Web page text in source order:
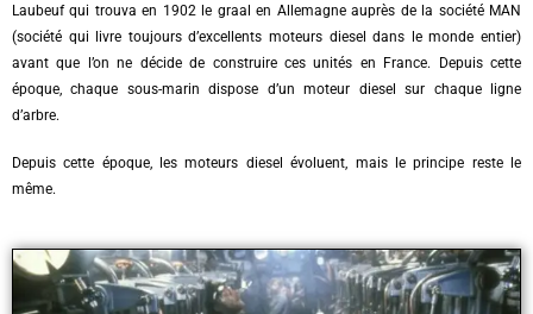
Laubeuf qui trouva en 1902 le graal en Allemagne auprès de la société MAN
(société qui livre toujours d’excellents moteurs diesel dans le monde entier)
avant que l’on ne décide de construire ces unités en France. Depuis cette
époque, chaque sous-marin dispose d’un moteur diesel sur chaque ligne
d’arbre.
Depuis cette époque, les moteurs diesel évoluent, mais le principe reste le
même.